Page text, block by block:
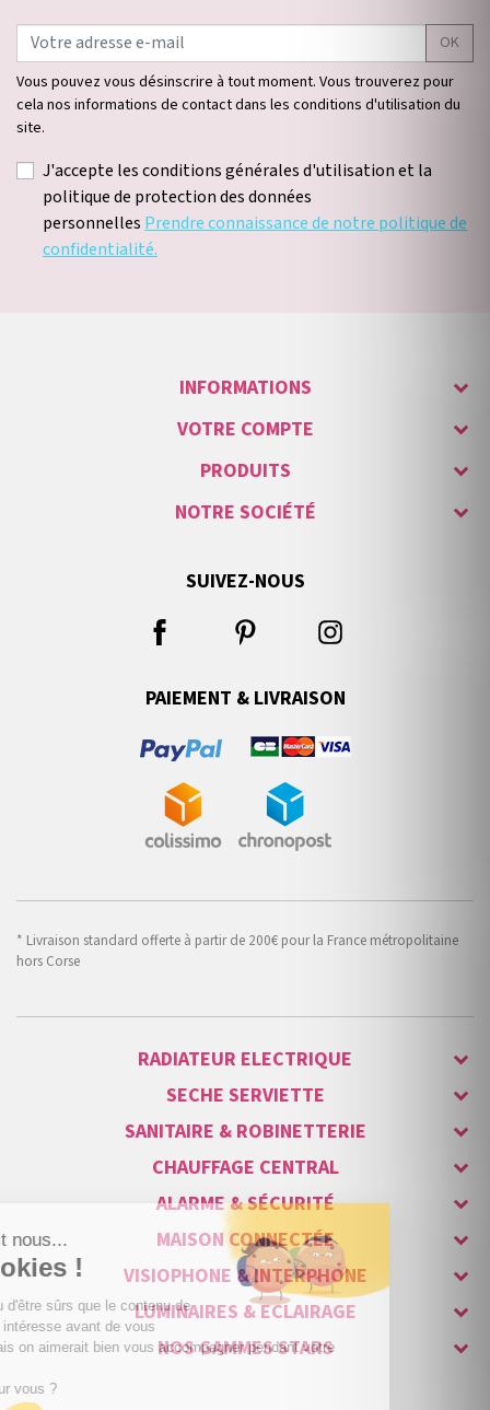
OK
Vous pouvez vous désinscrire à tout moment. Vous trouverez pour
cela nos informations de contact dans les conditions d'utilisation du
site.
J'accepte les conditions générales d'utilisation et la
politique de protection des données
personnelles Prendre connaissance de notre politique de
confidentialité.
INFORMATIONS
VOTRE COMPTE
PRODUITS
NOTRE SOCIÉTÉ
SUIVEZ-NOUS
PAIEMENT & LIVRAISON
* Livraison standard offerte à partir de 200€ pour la France métropolitaine
hors Corse
RADIATEUR ELECTRIQUE
SECHE SERVIETTE
SANITAIRE & ROBINETTERIE
CHAUFFAGE CENTRAL
ALARME & SÉCURITÉ
MAISON CONNECTÉE
VISIOPHONE & INTERPHONE
LUMINAIRES & ECLAIRAGE
NOS GAMMES STARS